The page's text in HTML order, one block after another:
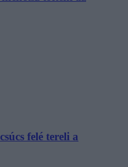
felé tereli a